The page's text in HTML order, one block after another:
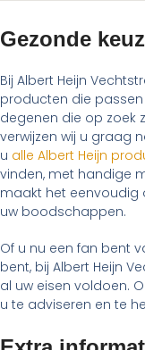
Gezonde
Bij Albert Heijn
producten die
degenen die op zoek
verwijzen wij u graag
u alle Albert Heijn
vinden, met handige
maakt het eenvoudig
uw boodschappen.
Of u nu een fan bent
bent, bij Albert Heijn
al uw eisen voldoen.
u te adviseren en te